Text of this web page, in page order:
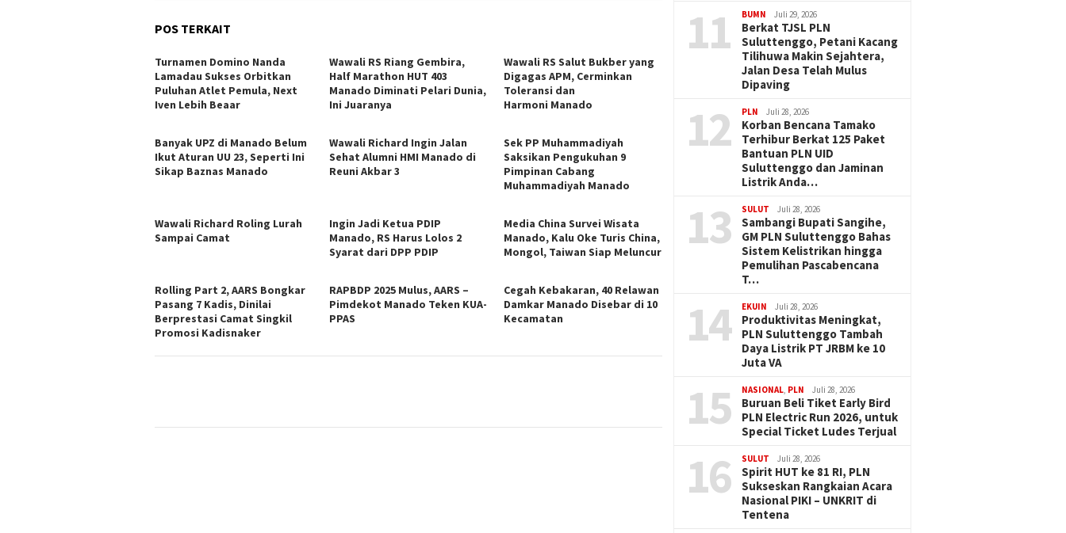
POS TERKAIT
Turnamen Domino Nanda
Lamadau Sukses Orbitkan
Puluhan Atlet Pemula, Next
Iven Lebih Beaar
Wawali RS Riang Gembira,
Half Marathon HUT 403
Manado Diminati Pelari Dunia,
Ini Juaranya
Wawali RS Salut Bukber yang
Digagas APM, Cerminkan
Toleransi dan
Harmoni Manado
Banyak UPZ di Manado Belum
Ikut Aturan UU 23, Seperti Ini
Sikap Baznas Manado
Wawali Richard Ingin Jalan
Sehat Alumni HMI Manado di
Reuni Akbar 3
Sek PP Muhammadiyah
Saksikan Pengukuhan 9
Pimpinan Cabang
Muhammadiyah Manado
Wawali Richard Roling Lurah
Sampai Camat
Ingin Jadi Ketua PDIP
Manado, RS Harus Lolos 2
Syarat dari DPP PDIP
Media China Survei Wisata
Manado, Kalu Oke Turis China,
Mongol, Taiwan Siap Meluncur
Rolling Part 2, AARS Bongkar
Pasang 7 Kadis, Dinilai
Berprestasi Camat Singkil
Promosi Kadisnaker
RAPBDP 2025 Mulus, AARS –
Pimdekot Manado Teken KUA-
PPAS
Cegah Kebakaran, 40 Relawan
Damkar Manado Disebar di 10
Kecamatan
11 BUMN Juli 29, 2026
Berkat TJSL PLN
Suluttenggo, Petani Kacang
Tilihuwa Makin Sejahtera,
Jalan Desa Telah Mulus
Dipaving
12 PLN Juli 28, 2026
Korban Bencana Tamako
Terhibur Berkat 125 Paket
Bantuan PLN UID
Suluttenggo dan Jaminan
Listrik Anda…
13 SULUT Juli 28, 2026
Sambangi Bupati Sangihe,
GM PLN Suluttenggo Bahas
Sistem Kelistrikan hingga
Pemulihan Pascabencana
T…
14 EKUIN Juli 28, 2026
Produktivitas Meningkat,
PLN Suluttenggo Tambah
Daya Listrik PT JRBM ke 10
Juta VA
15 NASIONAL PLN Juli 28, 2026
Buruan Beli Tiket Early Bird
PLN Electric Run 2026, untuk
Special Ticket Ludes Terjual
16 SULUT Juli 28, 2026
Spirit HUT ke 81 RI, PLN
Sukseskan Rangkaian Acara
Nasional PIKI – UNKRIT di
Tentena